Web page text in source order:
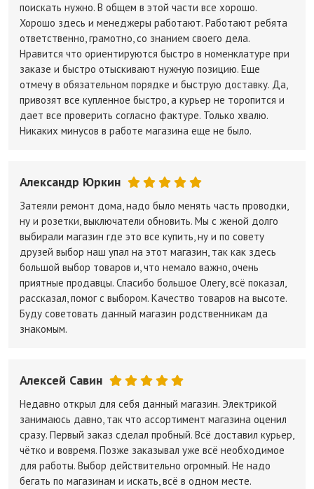
поискать нужно. В общем в этой части все хорошо.
Хорошо здесь и менеджеры работают. Работают ребята
ответственно, грамотно, со знанием своего дела.
Нравится что ориентируются быстро в номенклатуре при
заказе и быстро отыскивают нужную позицию. Еще
отмечу в обязательном порядке и быструю доставку. Да,
привозят все купленное быстро, а курьер не торопится и
дает все проверить согласно фактуре. Только хвалю.
Никаких минусов в работе магазина еще не было.
Александр Юркин
Затеяли ремонт дома, надо было менять часть проводки,
ну и розетки, выключатели обновить. Мы с женой долго
выбирали магазин где это все купить, ну и по совету
друзей выбор наш упал на этот магазин, так как здесь
большой выбор товаров и, что немало важно, очень
приятные продавцы. Спасибо большое Олегу, всё показал,
рассказал, помог с выбором. Качество товаров на высоте.
Буду советовать данный магазин родственникам да
знакомым.
Алексей Савин
Недавно открыл для себя данный магазин. Электрикой
занимаюсь давно, так что ассортимент магазина оценил
сразу. Первый заказ сделал пробный. Всё доставил курьер,
чётко и вовремя. Позже заказывал уже всё необходимое
для работы. Выбор действительно огромный. Не надо
бегать по магазинам и искать, всё в одном месте.